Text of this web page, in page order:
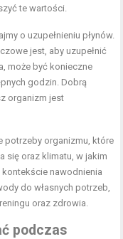
te wartości.
o uzupełnieniu płynów.
jest, aby uzupełnić
może być konieczne
godzin. Dobrą
organizm jest
potrzeby organizmu, które
się oraz klimatu, w jakim
nawodnienia
do własnych potrzeb,
oraz zdrowia.
podczas